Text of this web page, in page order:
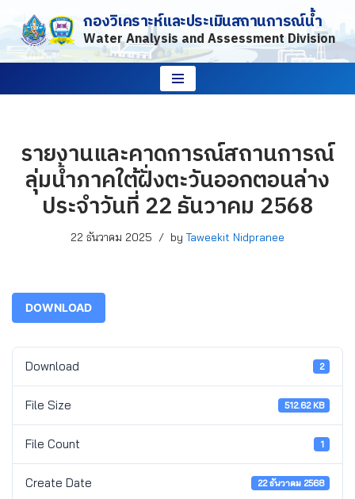
Skip
to
กองวิเคราะห์และประเมินสถานการณ์น้ำ
Water Analysis and Assessment Division
รายงานและคาดการณ์สถานการณ์
ลุ่มน้ำภาคใต้ฝั่งตะวันออกตอนล่าง
ประจำวันที่ 22 ธันวาคม 2568
22 ธันวาคม 2025 by Taweekit Nidpranee
DOWNLOAD
Download 2
File Size 512.62 KB
File Count 1
Create Date 22 ธันวาคม 2568